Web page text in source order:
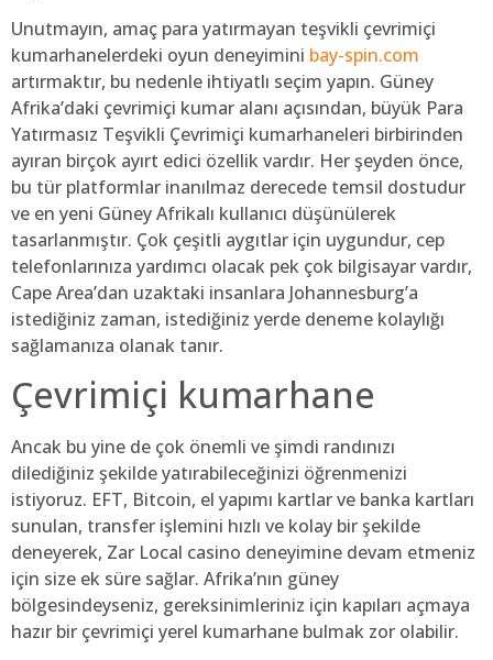
Unutmayın, amaç para yatırmayan teşvikli çevrimiçi
kumarhanelerdeki oyun deneyimini bay-spin.com
artırmaktır, bu nedenle ihtiyatlı seçim yapın. Güney
Afrika’daki çevrimiçi kumar alanı açısından, büyük Para
Yatırmasız Teşvikli Çevrimiçi kumarhaneleri birbirinden
ayıran birçok ayırt edici özellik vardır. Her şeyden önce,
bu tür platformlar inanılmaz derecede temsil dostudur
ve en yeni Güney Afrikalı kullanıcı düşünülerek
tasarlanmıştır. Çok çeşitli aygıtlar için uygundur, cep
telefonlarınıza yardımcı olacak pek çok bilgisayar vardır,
Cape Area’dan uzaktaki insanlara Johannesburg’a
istediğiniz zaman, istediğiniz yerde deneme kolaylığı
sağlamanıza olanak tanır.
Çevrimiçi kumarhane
Ancak bu yine de çok önemli ve şimdi randınızı
dilediğiniz şekilde yatırabileceğinizi öğrenmenizi
istiyoruz. EFT, Bitcoin, el yapımı kartlar ve banka kartları
sunulan, transfer işlemini hızlı ve kolay bir şekilde
deneyerek, Zar Local casino deneyimine devam etmeniz
için size ek süre sağlar. Afrika’nın güney
bölgesindeyseniz, gereksinimleriniz için kapıları açmaya
hazır bir çevrimiçi yerel kumarhane bulmak zor olabilir.